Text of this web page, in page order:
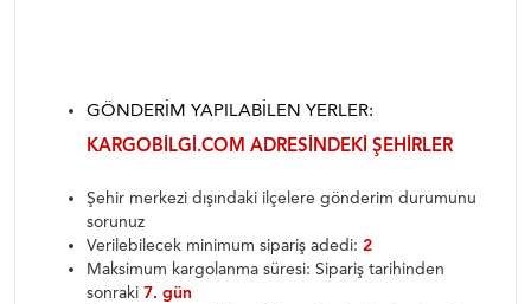
GÖNDERIM YAPILABILEN YERLER:
KARGOBILGI.COM ADRESINDEKI ŞEHIRLER
Şehir merkezi dışındaki ilçelere gönderim durumunu
sorunuz
Verilebilecek minimum sipariş adedi: 2
Maksimum kargolanma süresi: Sipariş tarihinden
sonraki 7. gün